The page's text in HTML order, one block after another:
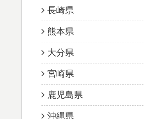
長崎県
熊本県
大分県
宮崎県
鹿児島県
沖縄県